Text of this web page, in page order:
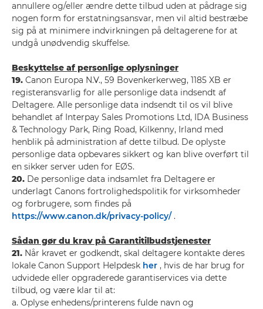
annullere og/eller ændre dette tilbud uden at pådrage sig
nogen form for erstatningsansvar, men vil altid bestræbe
sig på at minimere indvirkningen på deltagerene for at
undgå unødvendig skuffelse.
Beskyttelse af personlige oplysninger
19. Canon Europa N.V., 59 Bovenkerkerweg, 1185 XB er
registeransvarlig for alle personlige data indsendt af
Deltagere. Alle personlige data indsendt til os vil blive
behandlet af Interpay Sales Promotions Ltd, IDA Business
& Technology Park, Ring Road, Kilkenny, Irland med
henblik på administration af dette tilbud. De oplyste
personlige data opbevares sikkert og kan blive overført til
en sikker server uden for EØS.
20. De personlige data indsamlet fra Deltagere er
underlagt Canons fortrolighedspolitik for virksomheder
og forbrugere, som findes på
https://www.canon.dk/privacy-policy/.
Sådan gør du krav på Garantitilbudstjenester
21. Når kravet er godkendt, skal deltagere kontakte deres
lokale Canon Support Helpdesk her , hvis de har brug for
udvidede eller opgraderede garantiservices via dette
tilbud, og være klar til at:
a. Oplyse enhedens/printerens fulde navn og